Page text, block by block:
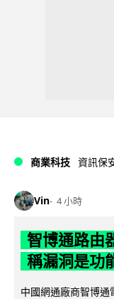
商業科技 資訊保
Vin 4 小時
智博通路由
稱漏洞是功
中國網通廠商智博